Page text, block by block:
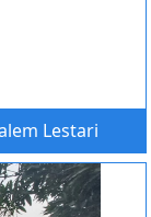
Lestari